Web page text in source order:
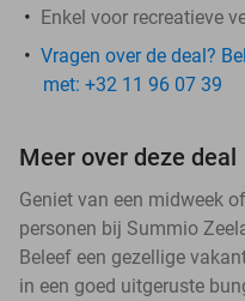
Enkel voor recreatieve
Vragen over de deal?
met: +32 11 96 07 39
Meer over deze deal
Geniet van een midweek
personen bij Summio
Beleef een gezellige
in een goed uitgeruste